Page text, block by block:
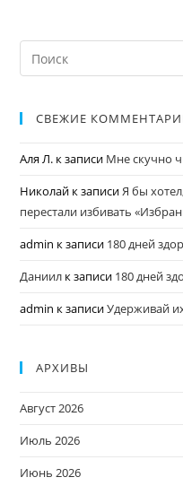
СВЕЖИЕ
Аля Л. к записи Мне скучно
Николай к записиЯ бы
перестали избивать
admin к записи 180 дней
Даниил к записи 180 дней
admin к записиУдерживай
АРХИВЫ
Август 2026
Июль 2026
Июнь 2026